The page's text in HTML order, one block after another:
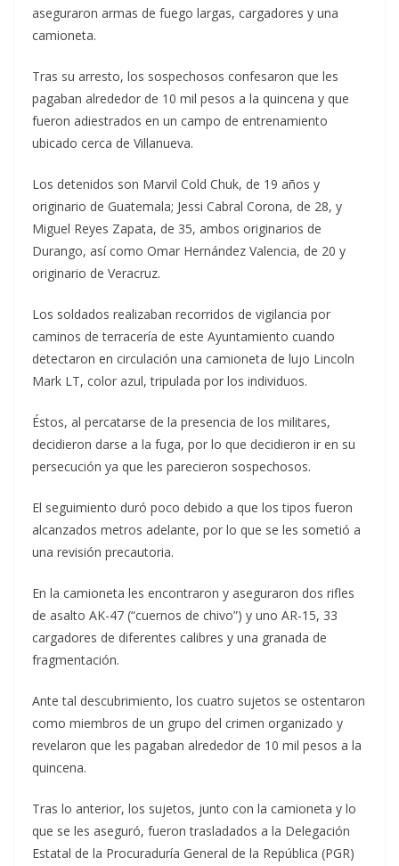
aseguraron armas de fuego largas, cargadores y una
camioneta.
Tras su arresto, los sospechosos confesaron que les
pagaban alrededor de 10 mil pesos a la quincena y que
fueron adiestrados en un campo de entrenamiento
ubicado cerca de Villanueva.
Los detenidos son Marvil Cold Chuk, de 19 años y
originario de Guatemala; Jessi Cabral Corona, de 28, y
Miguel Reyes Zapata, de 35, ambos originarios de
Durango, así como Omar Hernández Valencia, de 20 y
originario de Veracruz.
Los soldados realizaban recorridos de vigilancia por
caminos de terracería de este Ayuntamiento cuando
detectaron en circulación una camioneta de lujo Lincoln
Mark LT, color azul, tripulada por los individuos.
Éstos, al percatarse de la presencia de los militares,
decidieron darse a la fuga, por lo que decidieron ir en su
persecución ya que les parecieron sospechosos.
El seguimiento duró poco debido a que los tipos fueron
alcanzados metros adelante, por lo que se les sometió a
una revisión precautoria.
En la camioneta les encontraron y aseguraron dos rifles
de asalto AK-47 (“cuernos de chivo”) y uno AR-15, 33
cargadores de diferentes calibres y una granada de
fragmentación.
Ante tal descubrimiento, los cuatro sujetos se ostentaron
como miembros de un grupo del crimen organizado y
revelaron que les pagaban alrededor de 10 mil pesos a la
quincena.
Tras lo anterior, los sujetos, junto con la camioneta y lo
que se les aseguró, fueron trasladados a la Delegación
Estatal de la Procuraduría General de la República (PGR)